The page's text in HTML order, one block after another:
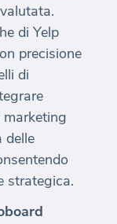
di Yelp
precisione
di
delle
strategica.